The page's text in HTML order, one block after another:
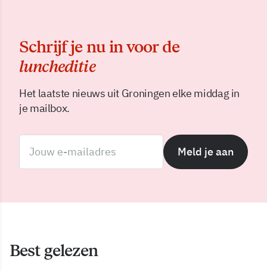
Schrijf je nu in voor de
luncheditie
Het laatste nieuws uit Groningen elke middag in
je mailbox.
Meld je aan
Best gelezen